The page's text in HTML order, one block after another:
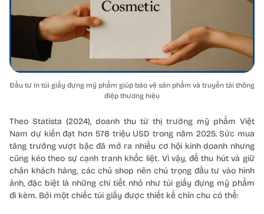
Đầu tư in túi giấy đựng mỹ phẩm giúp bảo vệ sản phẩm và truyền tải thông
điệp thương hiệu
Theo Statista (2024), doanh thu từ thị trường mỹ phẩm Việt
Nam dự kiến đạt hơn 578 triệu USD trong năm 2025. Sức mua
tăng trưởng vượt bậc đã mở ra nhiều cơ hội kinh doanh nhưng
cũng kéo theo sự cạnh tranh khốc liệt. Vì vậy, để thu hút và giữ
chân khách hàng, các chủ shop nên chú trọng đầu tư vào hình
ảnh, đặc biệt là những chi tiết nhỏ như túi giấy đựng mỹ phẩm
đi kèm. Bởi một chiếc túi giấy được thiết kế chỉn chu có thể: